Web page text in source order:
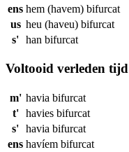
ens hem (havem) bifurcat
us heu (haveu) bifurcat
s' han bifurcat
Voltooid verleden tijd
m' havia bifurcat
t'
havies bifurcat
s' havia bifurcat
ens havíem bifurcat